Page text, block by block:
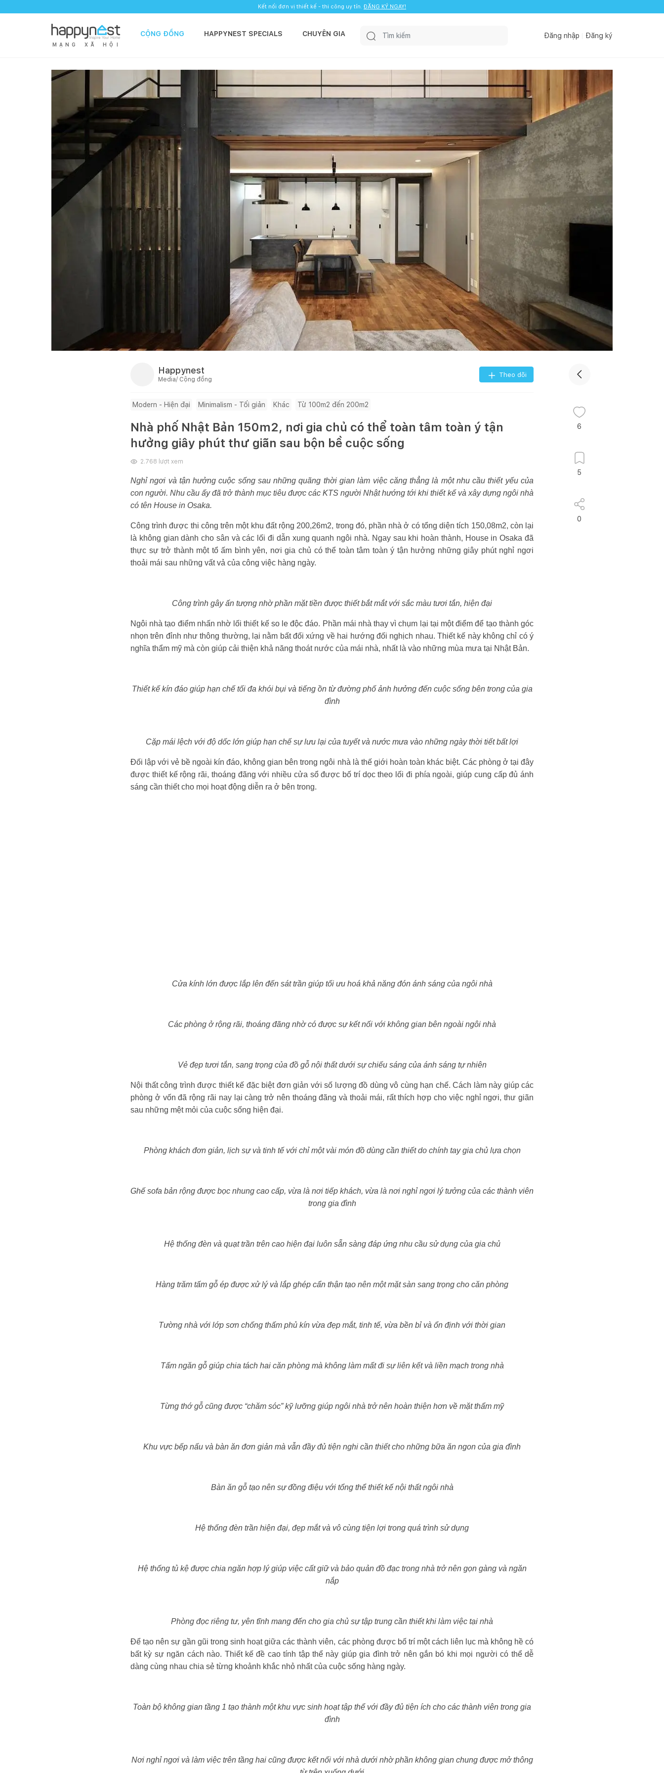
Kết nối đơn vị thiết kế - thi công uy tín. ĐĂNG KÝ NGAY!
M Ạ N G X Ã H Ộ I
CỘNG ĐỒNG HAPPYNEST SPECIALS CHUYÊN GIA Đăng nhập Đăng ký
Happynest
Media/ Cộng đồng
Theo dõi
Modern - Hiện đại Minimalism - Tối giản Khác Từ 100m2 đến 200m2
Nhà phố Nhật Bản 150m2, nơi gia chủ có thể toàn tâm toàn ý tận
hưởng giây phút thư giãn sau bộn bề cuộc sống
2.768 lượt xem
Nghỉ ngơi và tận hưởng cuộc sống sau những quãng thời gian làm việc căng thẳng là một nhu cầu thiết yếu của
con người. Nhu cầu ấy đã trở thành mục tiêu được các KTS người Nhật hướng tới khi thiết kế và xây dựng ngôi nhà
có tên House in Osaka.
Công trình được thi công trên một khu đất rộng 200,26m2, trong đó, phần nhà ở có tổng diện tích 150,08m2, còn lại
là không gian dành cho sân và các lối đi dẫn xung quanh ngôi nhà. Ngay sau khi hoàn thành, House in Osaka đã
thực sự trở thành một tổ ấm bình yên, nơi gia chủ có thể toàn tâm toàn ý tận hưởng những giây phút nghỉ ngơi
thoải mái sau những vất vả của công việc hàng ngày.
Công trình gây ấn tượng nhờ phần mặt tiền được thiết bắt mắt với sắc màu tươi tắn, hiện đại
Ngôi nhà tạo điểm nhấn nhờ lối thiết kế so le độc đáo. Phần mái nhà thay vì chụm lại tại một điểm để tạo thành góc
nhọn trên đỉnh như thông thường, lại nằm bất đối xứng về hai hướng đối nghịch nhau. Thiết kế này không chỉ có ý
nghĩa thẩm mỹ mà còn giúp cải thiện khả năng thoát nước của mái nhà, nhất là vào những mùa mưa tại Nhật Bản.
Thiết kế kín đáo giúp hạn chế tối đa khói bụi và tiếng ồn từ đường phố ảnh hưởng đến cuộc sống bên trong của gia
đình
Cặp mái lệch với độ dốc lớn giúp hạn chế sự lưu lại của tuyết và nước mưa vào những ngày thời tiết bất lợi
Đối lập với vẻ bề ngoài kín đáo, không gian bên trong ngôi nhà là thế giới hoàn toàn khác biệt. Các phòng ở tại đây
được thiết kế rộng rãi, thoáng đãng với nhiều cửa sổ được bố trí dọc theo lối đi phía ngoài, giúp cung cấp đủ ánh
sáng cần thiết cho mọi hoạt động diễn ra ở bên trong.
Cửa kính lớn được lắp lên đến sát trần giúp tối ưu hoá khả năng đón ánh sáng của ngôi nhà
Các phòng ở rộng rãi, thoáng đãng nhờ có được sự kết nối với không gian bên ngoài ngôi nhà
Vẻ đẹp tươi tắn, sang trọng của đồ gỗ nội thất dưới sự chiếu sáng của ánh sáng tự nhiên
Nội thất công trình được thiết kế đặc biệt đơn giản với số lượng đồ dùng vô cùng hạn chế. Cách làm này giúp các
phòng ở vốn đã rộng rãi nay lại càng trở nên thoáng đãng và thoải mái, rất thích hợp cho việc nghỉ ngơi, thư giãn
sau những mệt mỏi của cuộc sống hiện đại.
Phòng khách đơn giản, lịch sự và tinh tế với chỉ một vài món đồ dùng cần thiết do chính tay gia chủ lựa chọn
Ghế sofa bản rộng được bọc nhung cao cấp, vừa là nơi tiếp khách, vừa là nơi nghỉ ngơi lý tưởng của các thành viên
trong gia đình
Hệ thống đèn và quạt trần trên cao hiện đại luôn sẵn sàng đáp ứng nhu cầu sử dụng của gia chủ
Hàng trăm tấm gỗ ép được xử lý và lắp ghép cẩn thận tạo nên một mặt sàn sang trọng cho căn phòng
Tường nhà với lớp sơn chống thấm phủ kín vừa đẹp mắt, tinh tế, vừa bền bỉ và ổn định với thời gian
Tấm ngăn gỗ giúp chia tách hai căn phòng mà không làm mất đi sự liên kết và liền mạch trong nhà
Từng thớ gỗ cũng được “chăm sóc” kỹ lưỡng giúp ngôi nhà trở nên hoàn thiện hơn về mặt thẩm mỹ
Khu vực bếp nấu và bàn ăn đơn giản mà vẫn đầy đủ tiện nghi cần thiết cho những bữa ăn ngon của gia đình
Bàn ăn gỗ tạo nên sự đồng điệu với tổng thể thiết kế nội thất ngôi nhà
Hệ thống đèn trần hiện đại, đẹp mắt và vô cùng tiện lợi trong quá trình sử dụng
Hệ thống tủ kệ được chia ngăn hợp lý giúp việc cất giữ và bảo quản đồ đạc trong nhà trở nên gọn gàng và ngăn
nắp
Phòng đọc riêng tư, yên tĩnh mang đến cho gia chủ sự tập trung cần thiết khi làm việc tại nhà
Để tạo nên sự gần gũi trong sinh hoạt giữa các thành viên, các phòng được bố trí một cách liên lục mà không hề có
bất kỳ sự ngăn cách nào. Thiết kế đề cao tính tập thể này giúp gia đình trở nên gắn bó khi mọi người có thể dễ
dàng cùng nhau chia sẻ từng khoảnh khắc nhỏ nhất của cuộc sống hàng ngày.
Toàn bộ không gian tầng 1 tạo thành một khu vực sinh hoạt tập thể với đầy đủ tiện ích cho các thành viên trong gia
đình
Nơi nghỉ ngơi và làm việc trên tầng hai cũng được kết nối với nhà dưới nhờ phần không gian chung được mở thông
6
5
0